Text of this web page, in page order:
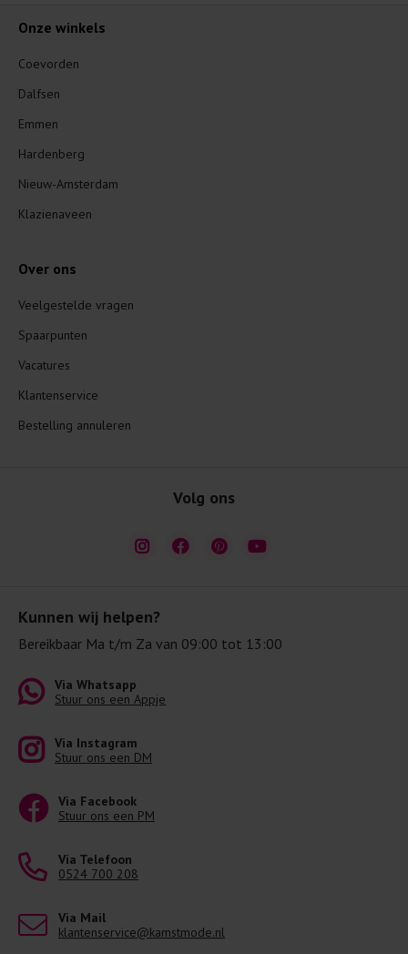
Kunnen wij helpen?
Bereikbaar Ma t/m Za van 09:00 tot 13:00
Via Whatsapp
Stuur ons een Appje
Via Instagram
Stuur ons een DM
Via Facebook
Stuur ons een PM
Via Telefoon
0524 700 208
Via Mail
klantenservice@kamstmode.nl
Onze winkels
Coevorden
Dalfsen
Emmen
Hardenberg
Nieuw-Amsterdam
Klazienaveen
Over ons
Veelgestelde vragen
Spaarpunten
Vacatures
Klantenservice
Bestelling annuleren
Volg ons